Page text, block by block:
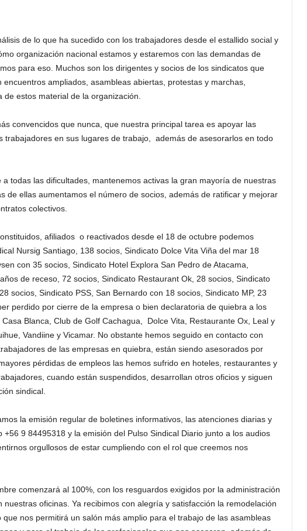
de lo que ha sucedido con los trabajadores desde el estallido social y
organización nacional estamos y estaremos con las demandas de
para eso. Muchos son los dirigentes y socios de los sindicatos que
encuentros ampliados, asambleas abiertas, protestas y marchas,
estos material de la organización.
convencidos que nunca, que nuestra principal tarea es apoyar las
trabajadores en sus lugares de trabajo, además de asesorarlos en todo
a todas las dificultades, mantenemos activas la gran mayoría de nuestras
de ellas aumentamos el número de socios, además de ratificar y mejorar
colectivos.
afiliados o reactivados desde el 18 de octubre podemos
Nursig Santiago, 138 socios, Sindicato Dolce Vita Viña del mar 18
con 35 socios, Sindicato Hotel Explora San Pedro de Atacama,
de receso, 72 socios, Sindicato Restaurant Ok, 28 socios, Sindicato
socios, Sindicato PSS, San Bernardo con 18 socios, Sindicato MP, 23
perdido por cierre de la empresa o bien declaratoria de quiebra a los
Blanca, Club de Golf Cachagua, Dolce Vita, Restaurante Ox, Leal y
Vandiine y Vicamar. No obstante hemos seguido en contacto con
de las empresas en quiebra, están siendo asesorados por
pérdidas de empleos las hemos sufrido en hoteles, restaurantes y
cuando están suspendidos, desarrollan otros oficios y siguen
sindical.
la emisión regular de boletines informativos, las atenciones diarias y
+56 9 84495318 y la emisión del Pulso Sindical Diario junto a los audios
orgullosos de estar cumpliendo con el rol que creemos nos
comenzará al 100%, con los resguardos exigidos por la administración
nuestras oficinas. Ya recibimos con alegría y satisfacción la remodelación
nos permitirá un salón más amplio para el trabajo de las asambleas